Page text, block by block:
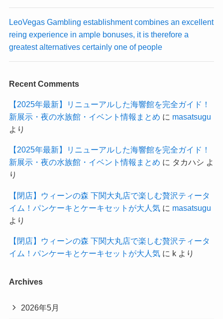
LeoVegas Gambling establishment combines an excellent
reing experience in ample bonuses, it is therefore a
greatest alternatives certainly one of people
Recent Comments
【2025年最新】リニューアルした海響館を完全ガイド！
新展示・夜の水族館・イベント情報まとめ に masatsugu
より
【2025年最新】リニューアルした海響館を完全ガイド！
新展示・夜の水族館・イベント情報まとめ に タカハシ よ
り
【閉店】ウィーンの森 下関大丸店で楽しむ贅沢ティータ
イム！パンケーキとケーキセットが大人気に masatsugu
より
【閉店】ウィーンの森 下関大丸店で楽しむ贅沢ティータ
イム！パンケーキとケーキセットが大人気に kより
Archives
2026年5月